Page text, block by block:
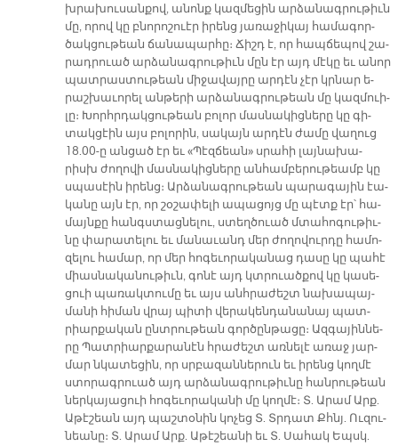
խրա­խու­սան­քով, ա­նոնք կազ­մե­ցին ար­ձա­նագ­րու­թիւն
մը, ո­րով կը բնո­րո­շուէր ի­րենց յա­ռա­ջի­կայ հա­մա­գոր­
ծակ­ցու­թեան ճա­նա­պար­հը։ Ճիշդ է, որ հապ­ճե­պով շա­
րադ­րուած ար­ձա­նագ­րու­թիւն մըն էր այդ մէ­կը եւ ա­նոր
պատ­րաս­տու­թեան մի­ջա­վայ­րը ար­դէն չէր կրնար ե­
րաշ­խա­ւո­րել ան­թե­րի ար­ձա­նագ­րու­թեան մը կազ­մուի­
լը։ Խորհր­դակ­ցու­թեան բո­լոր մաս­նա­կից­նե­րը կը գի­
տակ­ցէին այս բո­լո­րին, սա­կայն ար­դէն ժա­մը վա­ղուց
18.00-ը ան­ցած էր եւ «Պէզ­ճեան» սրա­հի լայ­նա­խա­
րիսխ ժո­ղո­վի մաս­նա­կից­նե­րը ան­համ­բե­րու­թեամբ կը
սպա­սէին ի­րենց։ Ար­ձա­նագ­րու­թեան պա­րա­գա­յին էա­
կա­նը այն էր, որ շօ­շա­փե­լի ա­պա­ցոյց մը պէտք էր՝ հա­
մայն­քը հանգս­տաց­նե­լու, ստեղ­ծուած մտա­հո­գու­թիւ­
նը փա­րա­տե­լու եւ մա­նա­ւանդ մեր ժո­ղո­վուր­դը հա­մո­
զե­լու հա­մար, որ մեր հո­գե­ւո­րա­կա­նաց դա­սը կը պա­հէ
միաս­նա­կա­նու­թիւն, գո­նէ այդ կտրուած­քով կը կա­սե­
ցուի պա­ռակ­տու­մը եւ այս անհ­րա­ժեշտ նա­խա­պայ­
մա­նի հի­ման վրայ պի­տի վե­րա­կեն­դա­նա­նայ պատ­
րիար­քա­կան ընտ­րու­թեան գոր­ծըն­թա­ցը։ Ազ­գա­յին­նե­
րը Պատ­րիար­քա­րա­նէն հրա­ժեշտ առ­նե­լէ ա­ռաջ յար­
մար նկա­տե­ցին, որ սրբա­զան­նե­րուն եւ ի­րենց կող­մէ
ստո­րագ­րուած այդ ար­ձա­նագ­րու­թիւ­նը հան­րու­թեան
ներ­կա­յա­ցուի հո­գե­ւո­րա­կա­նի մը կող­մէ։ Տ. Ա­րամ Արք.
Ա­թէ­շեան այդ պաշ­տօ­նին կո­չեց Տ. Տրդատ Քհնյ. Ու­զու­
նեա­նը։ Տ. Ա­րամ Արք. Ա­թէ­շեա­նի եւ Տ. Սա­հակ Եպսկ.